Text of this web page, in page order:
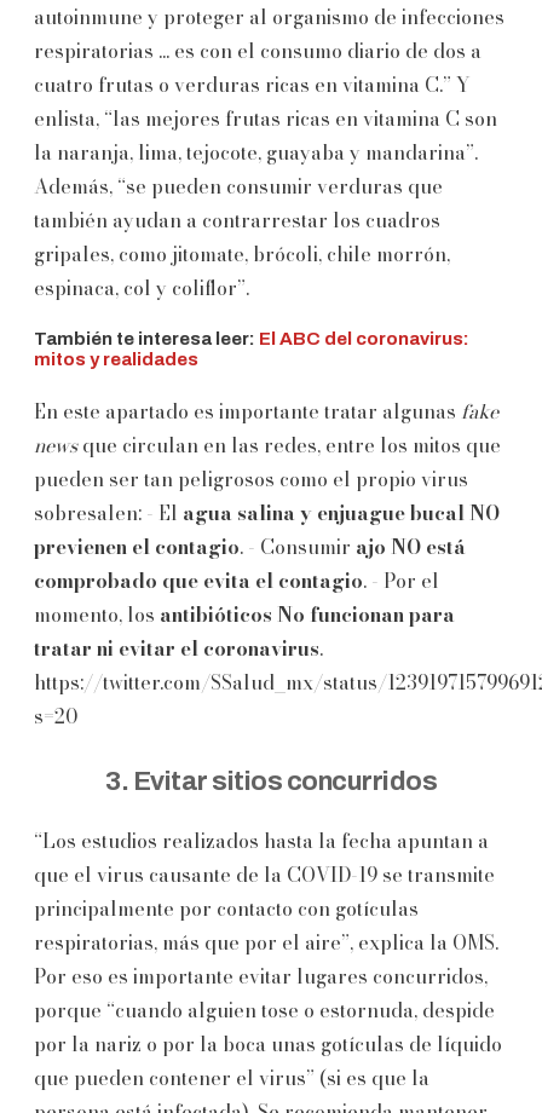
autoinmune y proteger al organismo de infecciones
respiratorias ... es con el consumo diario de dos a
cuatro frutas o verduras ricas en vitamina C.” Y
enlista, “las mejores frutas ricas en vitamina C son
la naranja, lima, tejocote, guayaba y mandarina”.
Además, “se pueden consumir verduras que
también ayudan a contrarrestar los cuadros
gripales, como jitomate, brócoli, chile morrón,
espinaca, col y coliflor”.
También te interesa leer: El ABC del coronavirus:
mitos y realidades
En este apartado es importante tratar algunas fake
newsque circulan en las redes, entre los mitos que
pueden ser tan peligrosos como el propio virus
sobresalen: - El agua salina y enjuague bucal NO
previenen el contagio. - Consumir ajo NO está
comprobado que evita el contagio. - Por el
momento, los antibióticos No funcionan para
tratar ni evitar el coronavirus.
https://twitter.com/SSalud_mx/status/
s=20
3. Evitar sitios concurridos
“Los estudios realizados hasta la fecha apuntan a
que el virus causante de la COVID-19 se transmite
principalmente por contacto con gotículas
respiratorias, más que por el aire”, explica la OMS.
Por eso es importante evitar lugares concurridos,
porque “cuando alguien tose o estornuda, despide
por la nariz o por la boca unas gotículas de líquido
que pueden contener el virus” (si es que la